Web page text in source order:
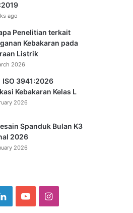
ago
Penelitian terkait
Kebakaran pada
Listrik
2026
ISO 3941:2026
Kebakaran Kelas L
2026
Spanduk Bulan K3
2026
2026
LinkedInYouTubeInstagram